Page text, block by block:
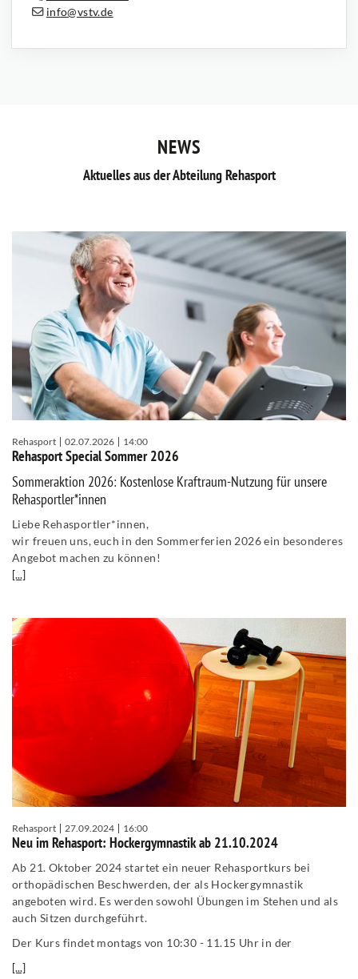
info@vstv.de
NEWS
Aktuelles aus der Abteilung Rehasport
Rehasport 02.07.2026 14:00
Rehasport Special Sommer 2026
Sommeraktion 2026: Kostenlose Kraftraum-Nutzung für unsere
Rehasportler*innen
Liebe Rehasportler*innen,
wir freuen uns, euch in den Sommerferien 2026 ein besonderes
Angebot machen zu können!
[...]
Rehasport 27.09.2024 16:00
Neu im Rehasport: Hockergymnastik ab 21.10.2024
Ab 21. Oktober 2024 startet ein neuer Rehasportkurs bei
orthopädischen Beschwerden, der als Hockergymnastik
angeboten wird. Es werden sowohl Übungen im Stehen und als
auch Sitzen durchgeführt.
Der Kurs findet montags von 10:30 - 11.15 Uhr in der
[...]